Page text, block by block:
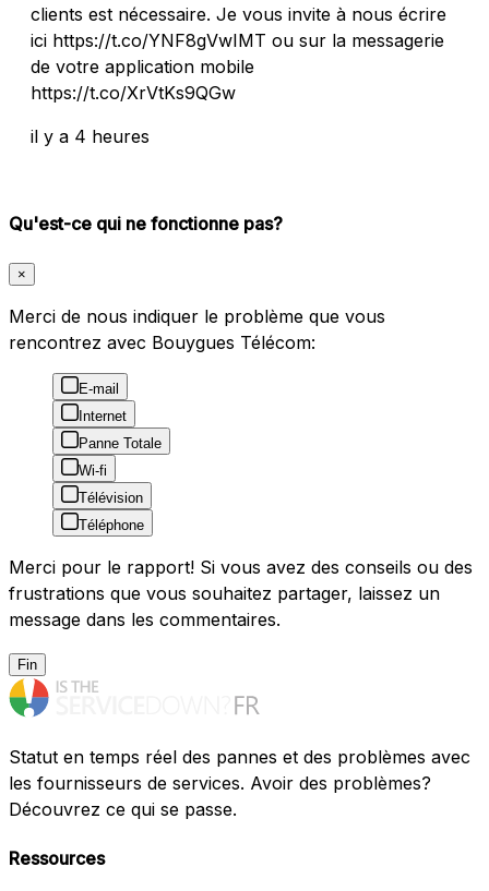
clients est nécessaire. Je vous invite à nous écrire
ici https://t.co/YNF8gVwIMT ou sur la messagerie
de votre application mobile
https://t.co/XrVtKs9QGw
il y a 4 heures
Qu'est-ce qui ne fonctionne pas?
×
Merci de nous indiquer le problème que vous
rencontrez avec Bouygues Télécom:
E-mail
Internet
Panne Totale
Wi-fi
Télévision
Téléphone
Merci pour le rapport! Si vous avez des conseils ou des
frustrations que vous souhaitez partager, laissez un
message dans les commentaires.
Fin
Statut en temps réel des pannes et des problèmes avec
les fournisseurs de services. Avoir des problèmes?
Découvrez ce qui se passe.
Ressources